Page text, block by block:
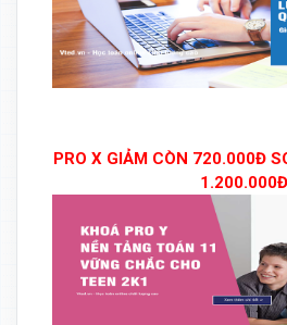
PRO X GIẢM CÒN 720.000Đ
1.200.000Đ